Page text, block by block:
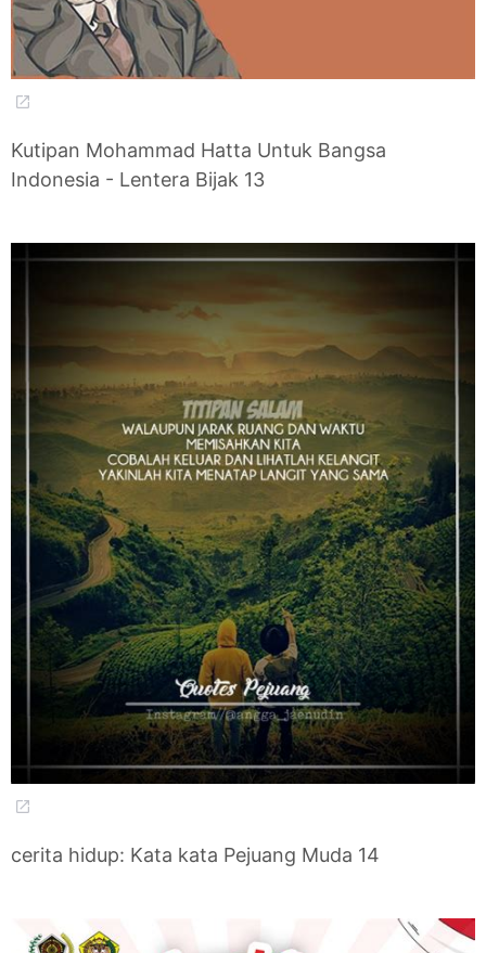
Kutipan Mohammad Hatta Untuk Bangsa
Indonesia - Lentera Bijak 13
cerita hidup: Kata kata Pejuang Muda 14